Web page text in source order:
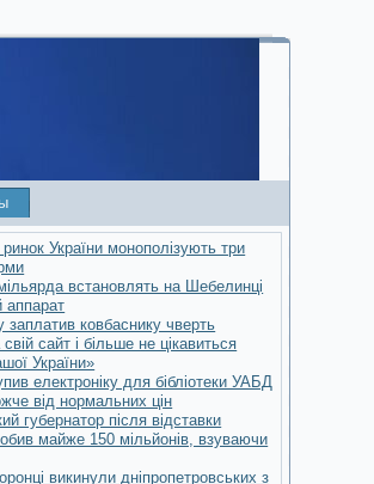
України монополізують три
встановлять на Шебелинці
аппарат
ковбаснику чверть
сайт і більше не цікавиться
України»
електроніку для бібліотеки УАБД
від нормальних цін
губернатор після відставки
майже 150 мільйонів, взуваючи
викинули дніпропетровських з